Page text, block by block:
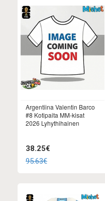
Argentiina Valentin Barco
#8 Kotipaita MM-kisat
2026 Lyhythihainen
38.25€
95.63€